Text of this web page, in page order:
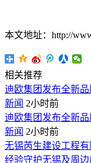
本文地址：http://
相关推荐
迪欧集团发布全新
新闻 2小时前
迪欧集团发布全新
新闻 2小时前
无锡芮生建设工程
经验守护无锡及周